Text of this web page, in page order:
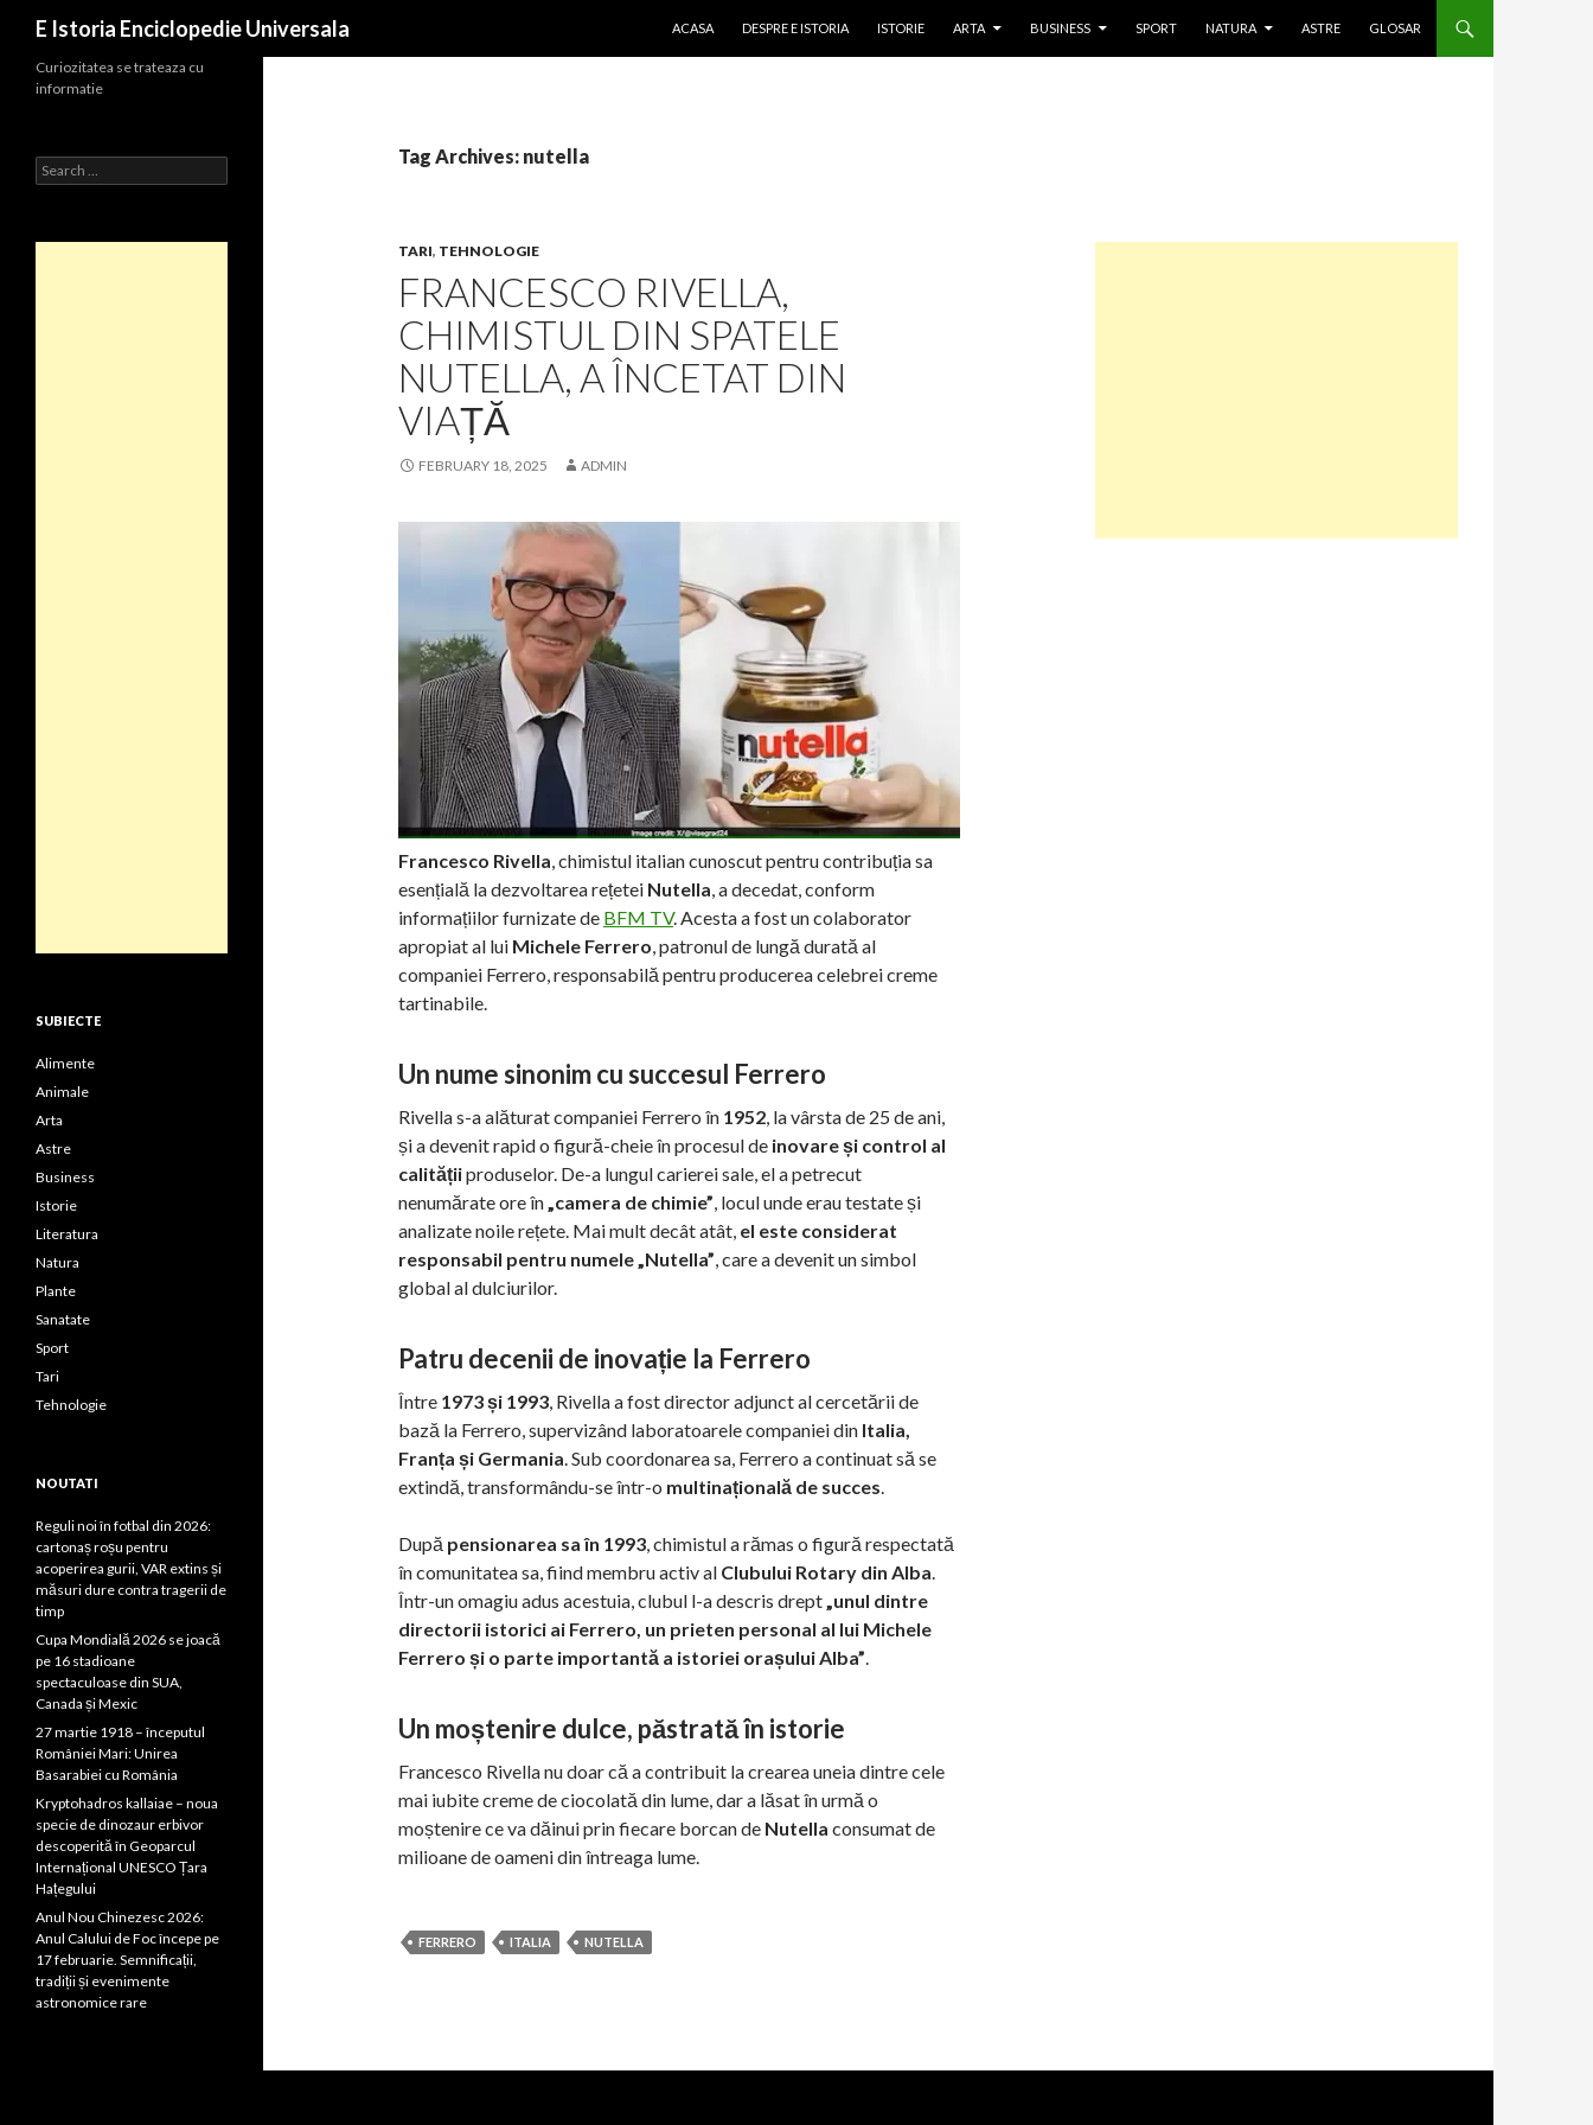
E Istoria Enciclopedie Universala
ACASA
DESPRE E ISTORIA ISTORIE ARTA BUSINESS SPORT NATURA ASTRE GLOSAR
Tag Archives: nutella
TARI, TEHNOLOGIE
FRANCESCO RIVELLA,
CHIMISTUL DIN SPATELE
NUTELLA, A ÎNCETAT DIN
VIAȚĂ
FEBRUARY 18, 2025 ADMIN
Francesco Rivella, chimistul italian cunoscut pentru contribuția sa
esențială la dezvoltarea rețetei Nutella, a decedat, conform
informațiilor furnizate de BFM TV. Acesta a fost un colaborator
apropiat al lui Michele Ferrero, patronul de lungă durată al
companiei Ferrero, responsabilă pentru producerea celebrei creme
tartinabile.
Un nume sinonim cu succesul Ferrero
Rivella s-a alăturat companiei Ferrero în 1952, la vârsta de 25 de ani,
și a devenit rapid o figură-cheie în procesul de inovare și control al
calitățiiproduselor. De-a lungul carierei sale, el a petrecut
nenumărate ore în„camera de chimie”, locul unde erau testate și
analizate noile rețete. Mai mult decât atât, el este considerat
responsabil pentru numele „Nutella”, care a devenit un simbol
global al dulciurilor.
Patru decenii de inovație la Ferrero
Între 1973 și 1993, Rivella a fost director adjunct al cercetării de
bază la Ferrero, supervizând laboratoarele companiei din Italia,
Franța și Germania. Sub coordonarea sa, Ferrero a continuat să se
extindă, transformându-se într-o multinațională de succes.
După pensionarea sa în 1993, chimistul a rămas o figură respectată
în comunitatea sa, fiind membru activ al Clubului Rotary din Alba.
Într-un omagiu adus acestuia, clubul l-a descris drept„unul dintre
directorii istorici ai Ferrero, un prieten personal al lui Michele
Ferrero și o parte importantă a istoriei orașului Alba”.
Un moștenire dulce, păstrată în istorie
Francesco Rivella nu doar că a contribuit la crearea uneia dintre cele
mai iubite creme de ciocolată din lume, dar a lăsat în urmă o
moștenire ce va dăinui prin fiecare borcan de Nutella consumat de
milioane de oameni din întreaga lume.
FERRERO ITALIA NUTELLA
Curiozitatea se trateaza cu
informatie
Search
for:
SUBIECTE
Alimente
Animale
Arta
Astre
Business
Istorie
Literatura
Natura
Plante
Sanatate
Sport
Tari
Tehnologie
NOUTATI
Reguli noi în fotbal din 2026:
cartonaș roșu pentru
acoperirea gurii, VAR extins și
măsuri dure contra tragerii de
timp
Cupa Mondială 2026 se joacă
pe 16 stadioane
spectaculoase din SUA,
Canada și Mexic
27 martie 1918 – începutul
României Mari: Unirea
Basarabiei cu România
Kryptohadros kallaiae – noua
specie de dinozaur erbivor
descoperită în Geoparcul
Internațional UNESCO Țara
Hațegului
Anul Nou Chinezesc 2026:
Anul Calului de Foc începe pe
17 februarie. Semnificații,
tradiții și evenimente
astronomice rare